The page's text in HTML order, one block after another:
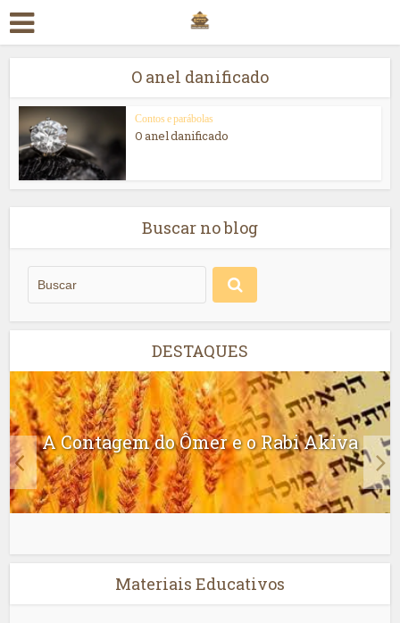
O anel danificado
Contos e parábolas
O anel danificado
Buscar no blog
DESTAQUES
A Contagem do Ômer e o Rabi Akiva
Materiais Educativos